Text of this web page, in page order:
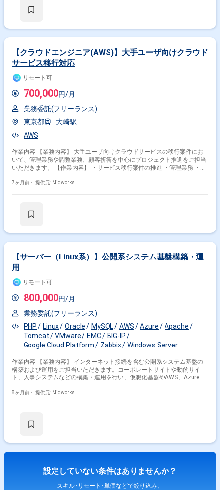
（ファイル操作、ログ分析、アカウント管理、リソース確認、ネットワー
仕様書の作成・実行 ・インフラ構築（OS: RedHat、Windows Server／ミ
ドルウェア: Apache、PHP、MySQL、PostgreSQL、Tomcat、Oracle、
Zabbix等／ネットワーク: ルータ、L2SW、L3SW／ハイパーバイザー:
VMware、Nutanix等／クラウド: AWS、Azure、GCP／製品構築: Cisco製
品、Fortinet製品、Paloalto製品、EMC製品、BIG-IP製品等） 【稼働日数】
週5日 【リモート日数】常駐
【クラウドエンジニア(AWS)】大手ユーザ向けクラウド
サービス移行対応
リモート可
700,000円/月
業務委託(フリーランス)
東京都
大崎駅
AWS
作業内容 【業務内容】 大手ユーザ向けクラウドサービスの移行案件にお
いて、管理業務や調整業務、顧客折衝を中心にプロジェクト推進をご担当
いただきます。 【作業内容】 ・サービス移行案件の推進 ・管理業務 ・調
モート
7ヶ月前・ 提供元: Midworks
【サーバー（Linux系）】公開系システム基盤構築・運
用
リモート可
800,000円/月
業務委託(フリーランス)
PHP
Linux Oracle MySQL AWS Azure
Apache
Tomcat
VMware EMC
BIG-IP
Google Cloud Platform
Zabbix Windows Server
作業内容 【業務内容】 インターネット接続を含む公開系システム基盤の
構築および運用をご担当いただきます。コーポレートサイトや動的サイ
ト、人事システムなどの構築・運用を行い、仮想化基盤やAWS、Azureを
を用いたファイル・ディレクトリ操作、ログ分析、アカウント管理、リソ
ラ設計（ネットワーク、サーバ、アプリ等）および設計書、試験仕様書の
8ヶ月前・ 提供元: Midworks
設定していない条件はありませんか？
スキル･リモート･単価などで絞り込み、